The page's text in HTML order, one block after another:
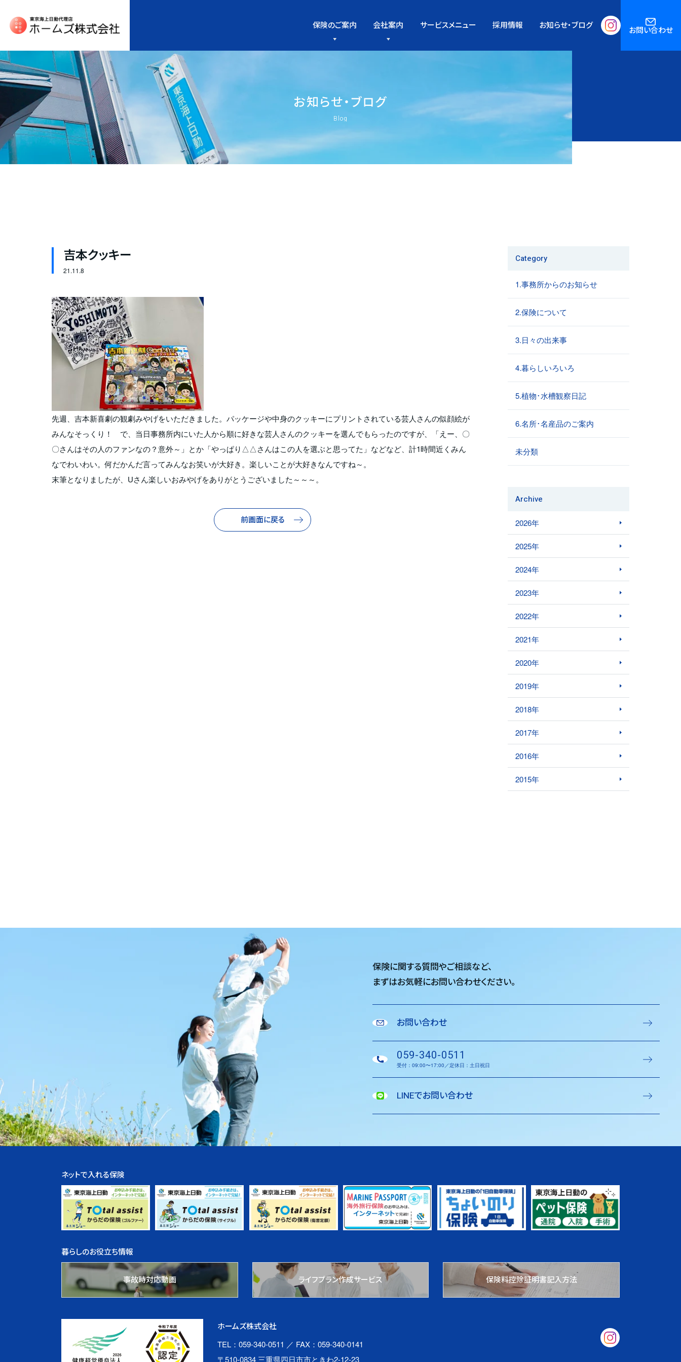
保険のご案内 会社案内 サービスメニュー 採用情報 お知らせ・ブログ お問い合わせ
お知らせ・ブログ
Blog
吉本クッキー
21.11.8
先週、吉本新喜劇の観劇みやげをいただきました。パッケージや中身のクッキーにプリントされている芸人さんの似顔絵が
みんなそっくり！ で、当日事務所内にいた人から順に好きな芸人さんのクッキーを選んでもらったのですが、「えー、〇
〇さんはその人のファンなの？意外～」とか「やっぱり△△さんはこの人を選ぶと思ってた」などなど、計1時間近くみん
なでわいわい。何だかんだ言ってみんなお笑いが大好き。楽しいことが大好きなんですね～。
末筆となりましたが、Uさん楽しいおみやげをありがとうございました～～～。
前画面に戻る
Category
1.事務所からのお知らせ
2.保険について
3.日々の出来事
4.暮らしいろいろ
5.植物･水槽観察日記
6.名所･名産品のご案内
未分類
Archive
2026年
2025年
2024年
2023年
2022年
2021年
2020年
2019年
2018年
2017年
2016年
2015年
保険に関する質問やご相談など、
まずはお気軽にお問い合わせください。
お問い合わせ
059-340-0511
受付：09:00〜17:00／定休日：土日祝日
LINEでお問い合わせ
ネットで入れる保険
暮らしのお役立ち情報
事故時対応動画 ライフプラン作成サービス 保険料控除証明書記入方法
ホームズ株式会社
TEL：059-340-0511 ／ FAX：059-340-0141
〒510-0834 三重県四日市市ときわ2-12-23